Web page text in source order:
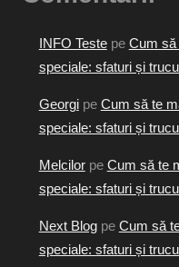
INFO Testepe Cum să
speciale: sfaturi și
Georgipe Cum să te
speciale: sfaturi și
Melcilorpe Cum să te
speciale: sfaturi și
Next Blogpe Cum să
speciale: sfaturi și